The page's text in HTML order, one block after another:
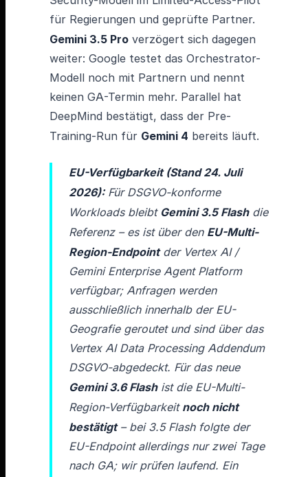
für Regierungen und geprüfte Partner.
Gemini 3.5 Pro verzögert sich dagegen
weiter: Google testet das Orchestrator-
Modell noch mit Partnern und nennt
keinen GA-Termin mehr. Parallel hat
DeepMind bestätigt, dass der Pre-
Training-Run für Gemini 4 bereits läuft.
EU-Verfügbarkeit (Stand 24. Juli
2026):Für DSGVO-konforme
Workloads bleibt Gemini 3.5 Flashdie
Referenz – es ist über den EU-Multi-
Region-Endpointder Vertex AI /
Gemini Enterprise Agent Platform
verfügbar; Anfragen werden
ausschließlich innerhalb der EU-
Geografie geroutet und sind über das
Vertex AI Data Processing Addendum
DSGVO-abgedeckt. Für das neue
Gemini 3.6 Flashist die EU-Multi-
Region-Verfügbarkeit noch nicht
bestätigt– bei 3.5 Flash folgte der
EU-Endpoint allerdings nur zwei Tage
nach GA; wir prüfen laufend. Ein